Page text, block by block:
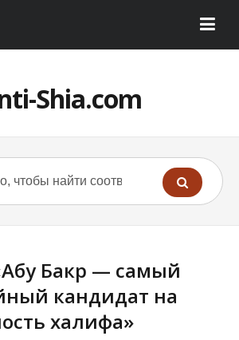
Shia.com
Бакр — самый
кандидат на
халифа»